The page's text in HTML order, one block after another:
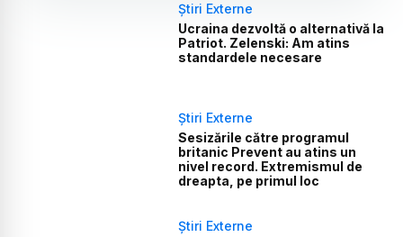
Știri Externe
Ucraina dezvoltă o alternativă la
Patriot. Zelenski: Am atins
standardele necesare
Știri Externe
Sesizările către programul
britanic Prevent au atins un
nivel record. Extremismul de
dreapta, pe primul loc
Știri Externe